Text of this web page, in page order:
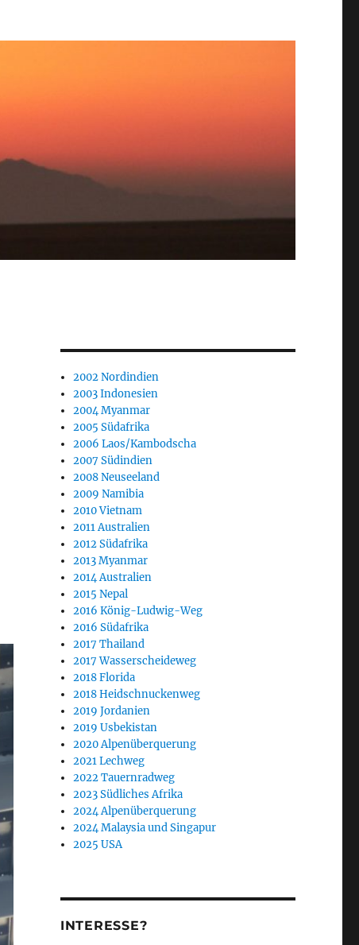
2002 Nordindien
2003 Indonesien
2004 Myanmar
2005 Südafrika
2006 Laos/Kambodscha
2007 Südindien
2008 Neuseeland
2009 Namibia
2010 Vietnam
2011 Australien
2012 Südafrika
2013 Myanmar
2014 Australien
2015 Nepal
2016 König-Ludwig-Weg
2016 Südafrika
2017 Thailand
2017 Wasserscheideweg
2018 Florida
2018 Heidschnuckenweg
2019 Jordanien
2019 Usbekistan
2020 Alpenüberquerung
2021 Lechweg
2022 Tauernradweg
2023 Südliches Afrika
2024 Alpenüberquerung
2024 Malaysia und Singapur
2025 USA
INTERESSE?